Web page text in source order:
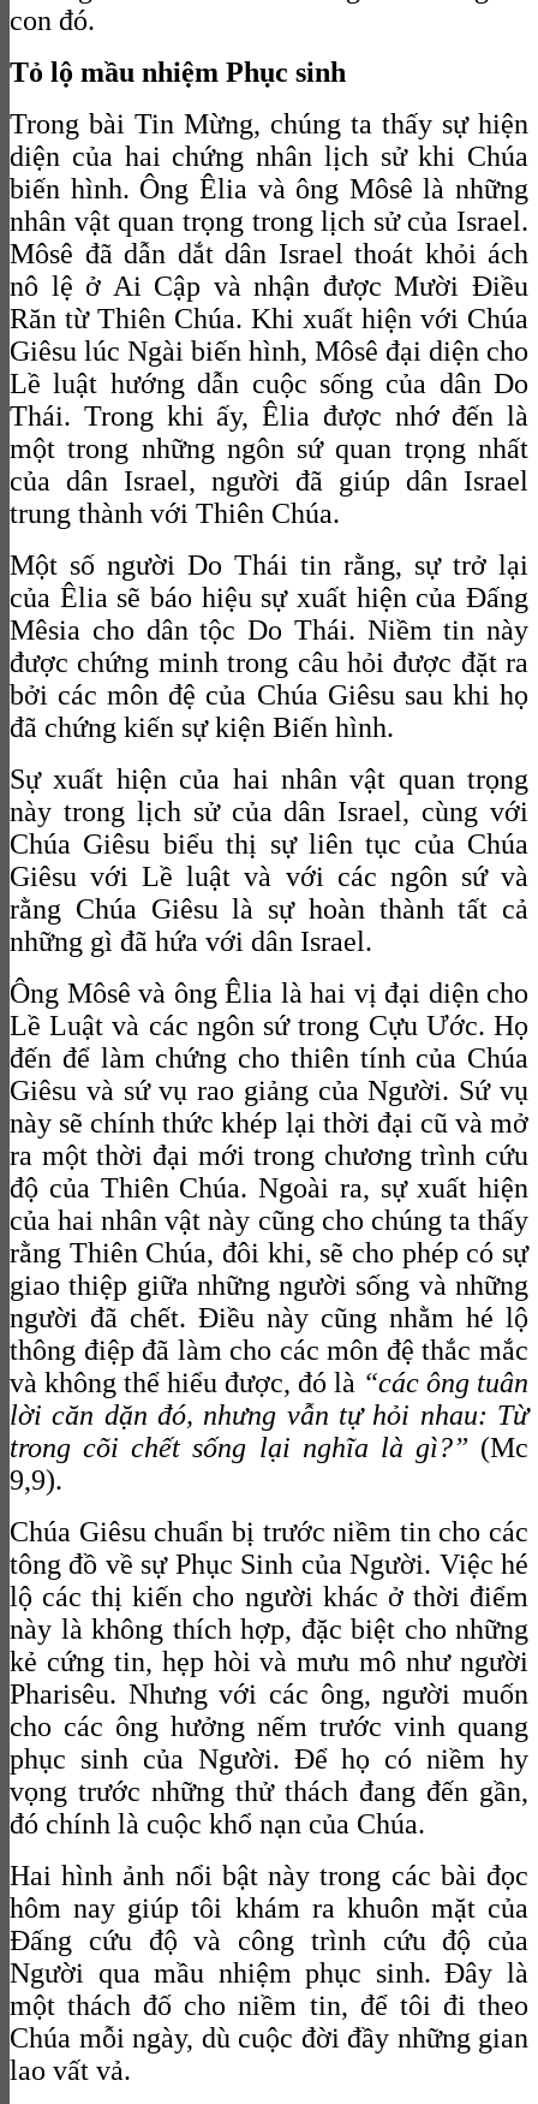
con đó.
Tỏ lộ mầu nhiệm Phục sinh
Trong bài Tin Mừng, chúng ta thấy sự hiện
diện của hai chứng nhân lịch sử khi Chúa
biến hình. Ông Êlia và ông Môsê là những
nhân vật quan trọng trong lịch sử của Israel.
Môsê đã dẫn dắt dân Israel thoát khỏi ách
nô lệ ở Ai Cập và nhận được Mười Điều
Răn từ Thiên Chúa. Khi xuất hiện với Chúa
Giêsu lúc Ngài biến hình, Môsê đại diện cho
Lề luật hướng dẫn cuộc sống của dân Do
Thái. Trong khi ấy, Êlia được nhớ đến là
một trong những ngôn sứ quan trọng nhất
của dân Israel, người đã giúp dân Israel
trung thành với Thiên Chúa.
Một số người Do Thái tin rằng, sự trở lại
của Êlia sẽ báo hiệu sự xuất hiện của Đấng
Mêsia cho dân tộc Do Thái. Niềm tin này
được chứng minh trong câu hỏi được đặt ra
bởi các môn đệ của Chúa Giêsu sau khi họ
đã chứng kiến ​​sự kiện Biến hình.
Sự xuất hiện của hai nhân vật quan trọng
này trong lịch sử của dân Israel, cùng với
Chúa Giêsu biểu thị sự liên tục của Chúa
Giêsu với Lề luật và với các ngôn sứ và
rằng Chúa Giêsu là sự hoàn thành tất cả
những gì đã hứa với dân Israel.
Ông Môsê và ông Êlia là hai vị đại diện cho
Lề Luật và các ngôn sứ trong Cựu Ước. Họ
đến để làm chứng cho thiên tính của Chúa
Giêsu và sứ vụ rao giảng của Người. Sứ vụ
này sẽ chính thức khép lại thời đại cũ và mở
ra một thời đại mới trong chương trình cứu
độ của Thiên Chúa. Ngoài ra, sự xuất hiện
của hai nhân vật này cũng cho chúng ta thấy
rằng Thiên Chúa, đôi khi, sẽ cho phép có sự
giao thiệp giữa những người sống và những
người đã chết. Điều này cũng nhằm hé lộ
thông điệp đã làm cho các môn đệ thắc mắc
và không thể hiểu được, đó là “các ông tuân
lời căn dặn đó, nhưng vẫn tự hỏi nhau: Từ
trong cõi chết sống lại nghĩa là gì?” (Mc
9,9).
Chúa Giêsu chuẩn bị trước niềm tin cho các
tông đồ về sự Phục Sinh của Người. Việc hé
lộ các thị kiến cho người khác ở thời điểm
này là không thích hợp, đặc biệt cho những
kẻ cứng tin, hẹp hòi và mưu mô như người
Pharisêu. Nhưng với các ông, người muốn
cho các ông hưởng nếm trước vinh quang
phục sinh của Người. Để họ có niềm hy
vọng trước những thử thách đang đến gần,
đó chính là cuộc khổ nạn của Chúa.
Hai hình ảnh nổi bật này trong các bài đọc
hôm nay giúp tôi khám ra khuôn mặt của
Đấng cứu độ và công trình cứu độ của
Người qua mầu nhiệm phục sinh. Đây là
một thách đố cho niềm tin, để tôi đi theo
Chúa mỗi ngày, dù cuộc đời đầy những gian
lao vất vả.